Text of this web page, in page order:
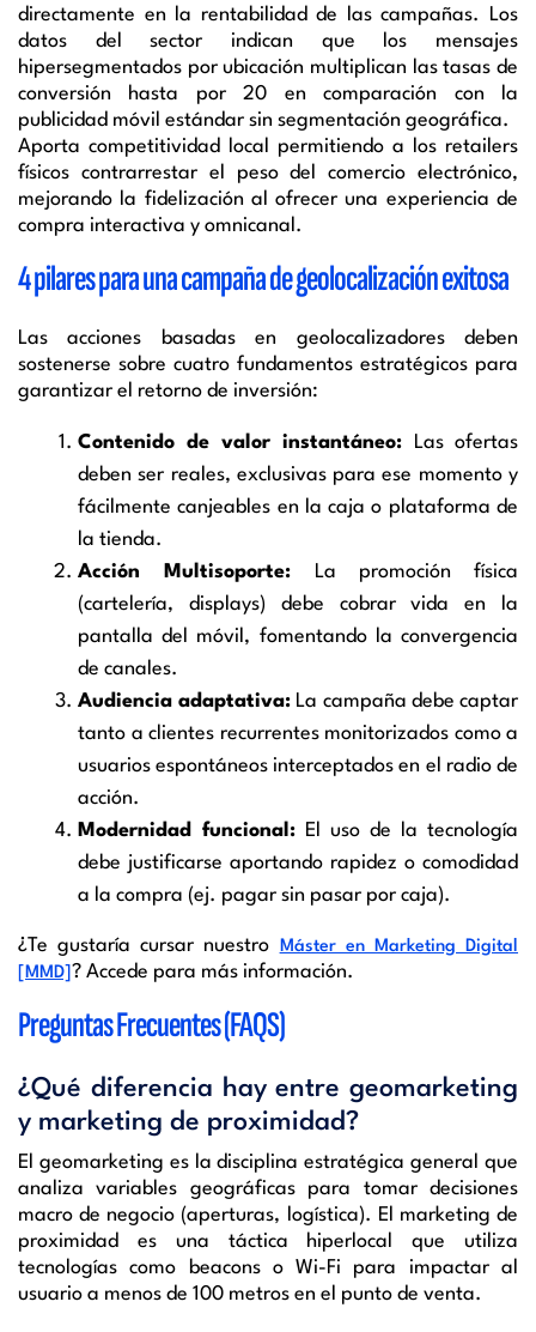
directamente en la rentabilidad de las campañas. Los
datos del sector indican que los mensajes
hipersegmentados por ubicación multiplican las tasas de
conversión hasta por 20 en comparación con la
publicidad móvil estándar sin segmentación geográfica.
Aporta competitividad local permitiendo a los retailers
físicos contrarrestar el peso del comercio electrónico,
mejorando la fidelización al ofrecer una experiencia de
compra interactiva y omnicanal.
4 pilares para una campaña de geolocalización exitosa
Las acciones basadas en geolocalizadores deben
sostenerse sobre cuatro fundamentos estratégicos para
garantizar el retorno de inversión:
Contenido de valor instantáneo:
Las ofertas
deben ser reales, exclusivas para ese momento y
fácilmente canjeables en la caja o plataforma de
la tienda.
Acción Multisoporte:
La promoción física
(cartelería, displays) debe cobrar vida en la
pantalla del móvil, fomentando la convergencia
de canales.
Audiencia adaptativa: La campaña debe captar
tanto a clientes recurrentes monitorizados como a
usuarios espontáneos interceptados en el radio de
acción.
Modernidad funcional: El uso de la tecnología
debe justificarse aportando rapidez o comodidad
a la compra (ej. pagar sin pasar por caja).
¿Te gustaría cursar nuestro
Máster en Marketing Digital
[MMD] ? Accede para más información.
Preguntas Frecuentes (FAQS)
¿Qué diferencia hay entre geomarketing
y marketing de proximidad?
El geomarketing es la disciplina estratégica general que
analiza variables geográficas para tomar decisiones
macro de negocio (aperturas, logística). El marketing de
proximidad es una táctica hiperlocal que utiliza
tecnologías como beacons o Wi-Fi para impactar al
usuario a menos de 100 metros en el punto de venta.